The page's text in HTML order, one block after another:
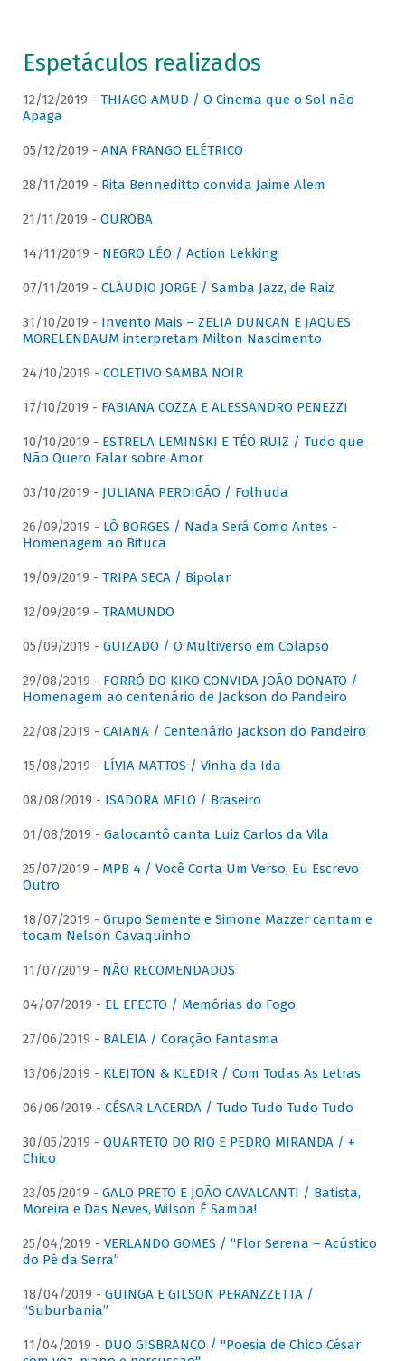
Espetáculos realizados
12/12/2019 - THIAGO AMUD / O Cinema que o Sol não
Apaga
05/12/2019 - ANA FRANGO ELÉTRICO
28/11/2019 - Rita Benneditto convida Jaime Alem
21/11/2019 - OUROBA
14/11/2019 - NEGRO LÉO / Action Lekking
07/11/2019 - CLÁUDIO JORGE / Samba Jazz, de Raiz
31/10/2019 - Invento Mais – ZELIA DUNCAN E JAQUES
MORELENBAUM interpretam Milton Nascimento
24/10/2019 - COLETIVO SAMBA NOIR
17/10/2019 - FABIANA COZZA E ALESSANDRO PENEZZI
10/10/2019 - ESTRELA LEMINSKI E TÉO RUIZ / Tudo que
Não Quero Falar sobre Amor
03/10/2019 - JULIANA PERDIGÃO / Folhuda
26/09/2019 - LÔ BORGES / Nada Será Como Antes -
Homenagem ao Bituca
19/09/2019 - TRIPA SECA / Bipolar
12/09/2019 - TRAMUNDO
05/09/2019 - GUIZADO / O Multiverso em Colapso
29/08/2019 - FORRÓ DO KIKO CONVIDA JOÃO DONATO /
Homenagem ao centenário de Jackson do Pandeiro
22/08/2019 - CAIANA / Centenário Jackson do Pandeiro
15/08/2019 - LÍVIA MATTOS / Vinha da Ida
08/08/2019 - ISADORA MELO / Braseiro
01/08/2019 - Galocantô canta Luiz Carlos da Vila
25/07/2019 - MPB 4 / Você Corta Um Verso, Eu Escrevo
Outro
18/07/2019 - Grupo Semente e Simone Mazzer cantam e
tocam Nelson Cavaquinho
11/07/2019 - NÃO RECOMENDADOS
04/07/2019 - EL EFECTO / Memórias do Fogo
27/06/2019 - BALEIA / Coração Fantasma
13/06/2019 - KLEITON & KLEDIR / Com Todas As Letras
06/06/2019 - CÉSAR LACERDA / Tudo Tudo Tudo Tudo
30/05/2019 - QUARTETO DO RIO E PEDRO MIRANDA / +
Chico
23/05/2019 - GALO PRETO E JOÃO CAVALCANTI / Batista,
Moreira e Das Neves, Wilson É Samba!
25/04/2019 - VERLANDO GOMES / “Flor Serena – Acústico
do Pé da Serra”
18/04/2019 - GUINGA E GILSON PERANZZETTA /
“Suburbania”
11/04/2019 - DUO GISBRANCO / "Poesia de Chico César